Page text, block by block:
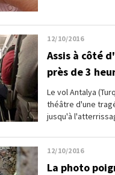
12/10/2016
Assis à côté
près de 3
Le vol Antalya
théâtre d'une
jusqu'à
12/10/2016
La photo